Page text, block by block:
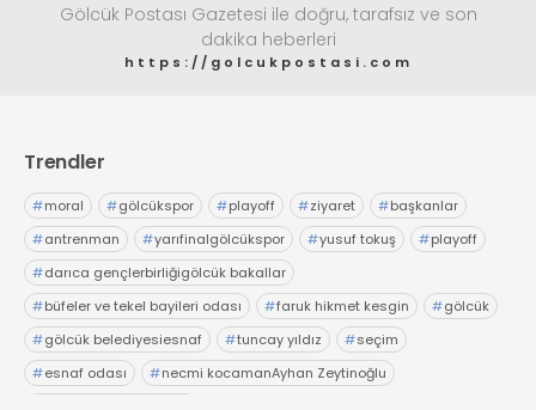
Gölcük Postası Gazetesi ile doğru, tarafsız ve son
dakika heberleri
https://golcukpostasi.com
Trendler
#moral #gölcükspor #playoff #ziyaret #başkanlar
#antrenman #yarıfinalgölcükspor #yusuf tokuş #playoff
#darıca gençlerbirliğigölcük bakallar
#büfeler ve tekel bayileri odası #faruk hikmet kesgin #gölcük
#gölcük belediyesiesnaf #tuncay yıldız #seçim
#esnaf odası #necmi kocamanAyhan Zeytinoğlu